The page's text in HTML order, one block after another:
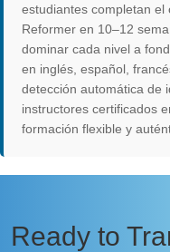
estudiantes completan
Reformer en 10–12
dominar cada nivel a
en inglés, español,
detección automática de
instructores certificados
formación flexible y
Ready to